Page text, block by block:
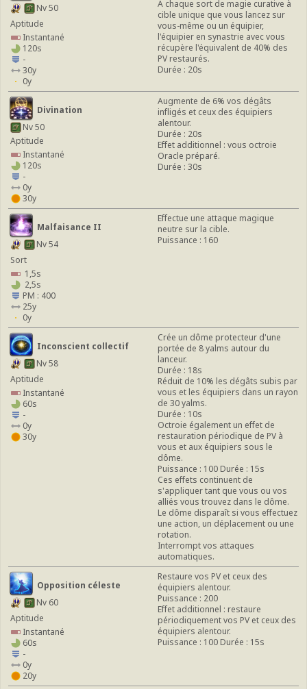
Nv 50
Aptitude
Instantané
120s
-
30y
0y
À chaque sort de magie curative à
cible unique que vous lancez sur
vous-même ou un équipier,
l'équipier en synastrie avec vous
récupère l'équivalent de 40% des
PV restaurés.
Durée : 20s
Divination
Nv 50
Aptitude
Instantané
120s
-
0y
30y
Augmente de 6% vos dégâts
infligés et ceux des équipiers
alentour.
Durée : 20s
Effet additionnel : vous octroie
Oracle préparé.
Durée : 30s
Malfaisance II
Nv 54
Sort
1,5s
2,5s
PM : 400
25y
0y
Effectue une attaque magique
neutre sur la cible.
Puissance : 160
Inconscient collectif
Nv 58
Aptitude
Instantané
60s
-
0y
30y
Crée un dôme protecteur d'une
portée de 8 yalms autour du
lanceur.
Durée : 18s
Réduit de 10% les dégâts subis par
vous et les équipiers dans un rayon
de 30 yalms.
Durée : 10s
Octroie également un effet de
restauration périodique de PV à
vous et aux équipiers sous le
dôme.
Puissance : 100 Durée : 15s
Ces effets continuent de
s'appliquer tant que vous ou vos
alliés vous trouvez dans le dôme.
Le dôme disparaît si vous effectuez
une action, un déplacement ou une
rotation.
Interrompt vos attaques
automatiques.
Opposition céleste
Nv 60
Aptitude
Instantané
60s
-
0y
20y
Restaure vos PV et ceux des
équipiers alentour.
Puissance : 200
Effet additionnel : restaure
périodiquement vos PV et ceux des
équipiers alentour.
Puissance : 100 Durée : 15s